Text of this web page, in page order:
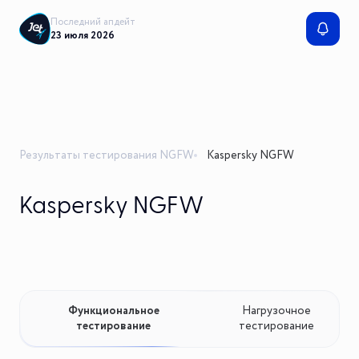
Последний апдейт
23 июля 2026
Результаты тестирования NGFW Kaspersky NGFW
Kaspersky NGFW
Функциональное
тестирование
Нагрузочное
тестирование